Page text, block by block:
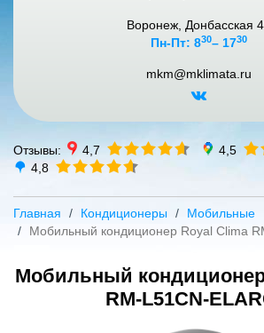
Воронеж, Донбасская
Пн-Пт: 830– 1730
mkm@mklimata.ru
Отзывы: 4,7
4,5
4,8
Главная Кондиционеры
Мобильные
Мобильный кондиционер Royal Clima
Мобильный
RM-L51CN-